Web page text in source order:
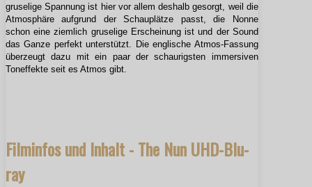
gruselige Spannung ist hier vor allem deshalb gesorgt, weil die
Atmosphäre aufgrund der Schauplätze passt, die Nonne
schon eine ziemlich gruselige Erscheinung ist und der Sound
das Ganze perfekt unterstützt. Die englische Atmos-Fassung
überzeugt dazu mit ein paar der schaurigsten immersiven
Toneffekte seit es Atmos gibt.
Filminfos und Inhalt - The Nun UHD-Blu-
ray